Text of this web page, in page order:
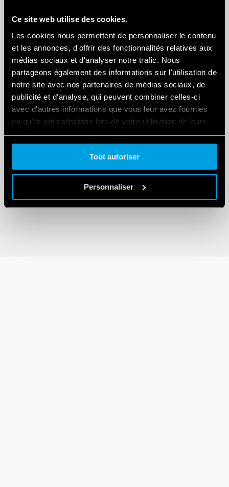
Ce site web utilise des cookies.
Les cookies nous permettent de personnaliser le contenu
et les annonces, d'offrir des fonctionnalités relatives aux
médias sociaux et d'analyser notre trafic. Nous
partageons également des informations sur l'utilisation de
notre site avec nos partenaires de médias sociaux, de
publicité et d'analyse, qui peuvent combiner celles-ci
avec d'autres informations que vous leur avez fournies
ou qu'ils ont collectées lors de votre utilisation de leurs
services.
Tout autoriser
Personnaliser
Related Blogs
MARCHÉS SPÉCIFIQUES
Des équipements électriques
performants pour relever les défis de
l’industrie ferroviaire